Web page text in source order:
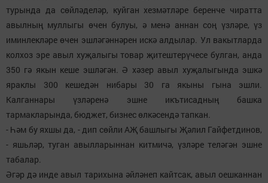
турында да сөйләделәр, куйган хезмәтләре беренче чиратта
авылның муллыгы өчен булуы, ә менә аннан соң үзләре, үз
иминлекләре өчен эшләгәннәрен искә алдылар. Ул вакытларда
колхоз эре авыл хуҗалыгы товар җитештерүчесе булган, анда
350 гә якын кеше эшләгән. Ә хәзер авыл хуҗалыгында эшкә
яраклы 300 кешедән нибары 30 га якыны гына эшли.
Калганнары үзләренә эшне икътисадның башка
тармакларында, бюджет, бизнес өлкәсендә тапкан.
- Һәм бу яхшы да, - дип сөйли АҖ башлыгы Җәлил Гайфетдинов,
- яшьләр, туган авылларыннан китмичә, үзләре теләгән эшне
табалар.
Әгәр дә инде авыл тарихына әйләнеп кайтсак, авыл оешканнан